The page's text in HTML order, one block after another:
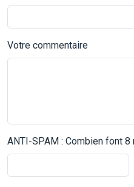
Votre commentaire
ANTI-SPAM : Combien font 8